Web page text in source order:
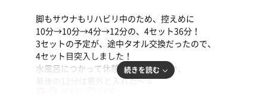
脚もサウナもリハビリ中のため、控えめに
10分→10分→4分→12分の、4セット36分！
3セットの予定が、途中タオル交換だったので、
4セット目突入しました！
水風呂につかって休憩していたからか、
最後の12分は意外と入れた〜☺️
続きを読む